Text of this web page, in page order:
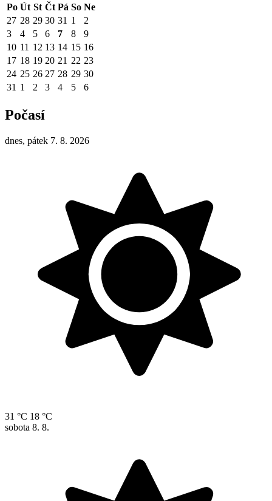
Po Út St Čt Pá So Ne
27 28 29 30 31 1
2
3
4 5 6 7 8
9
10 11 12 13 14 15 16
17 18 19 20 21 22 23
24 25 26 27 28 29 30
31 1 2 3 4 5 6
Počasí
dnes, pátek 7. 8. 2026
31 °C 18 °C
sobota 8. 8.